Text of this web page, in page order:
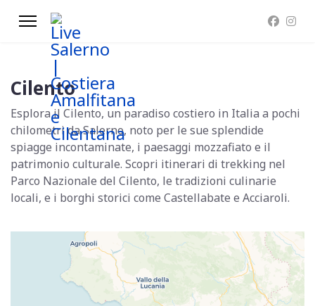
Cilento
Esplora il Cilento, un paradiso costiero in Italia a pochi
chilometri da Salerno, noto per le sue splendide
spiagge incontaminate, i paesaggi mozzafiato e il
patrimonio culturale. Scopri itinerari di trekking nel
Parco Nazionale del Cilento, le tradizioni culinarie
locali, e i borghi storici come Castellabate e Acciaroli.